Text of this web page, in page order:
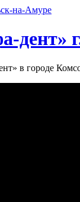
дент»‎
в городе